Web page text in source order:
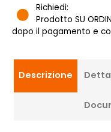
Richiedi:
Prodotto SU
dopo il pagamento e
Descrizione